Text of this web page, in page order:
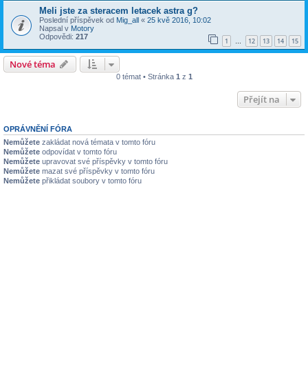
Meli jste za steracem letacek astra g?
Poslední příspěvek od Mig_all « 25 kvě 2016, 10:02
Napsal v Motory
Odpovědi: 217 1 … 12 13 14 15
Nové téma
0 témat • Stránka 1 z 1
Přejít na
OPRÁVNĚNÍ FÓRA
Nemůžete zakládat nová témata v tomto fóru
Nemůžete odpovídat v tomto fóru
Nemůžete upravovat své příspěvky v tomto fóru
Nemůžete mazat své příspěvky v tomto fóru
Nemůžete přikládat soubory v tomto fóru